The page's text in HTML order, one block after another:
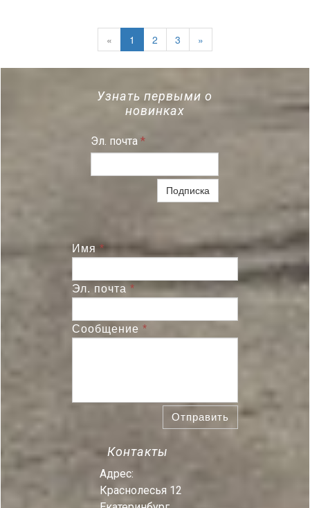
« 1 2 3 »
Узнать первыми о
новинках
Эл. почта *
Подписка
Имя *
Эл. почта *
Сообщение *
Отправить
Контакты
Адрес:
Краснолесья 12